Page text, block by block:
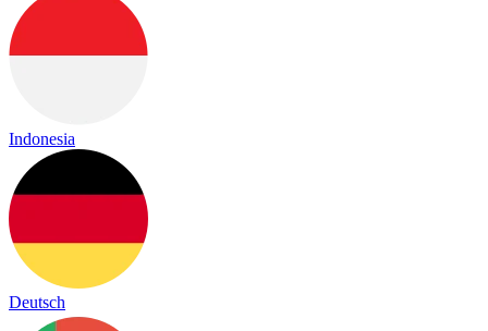
Indonesia
Deutsch